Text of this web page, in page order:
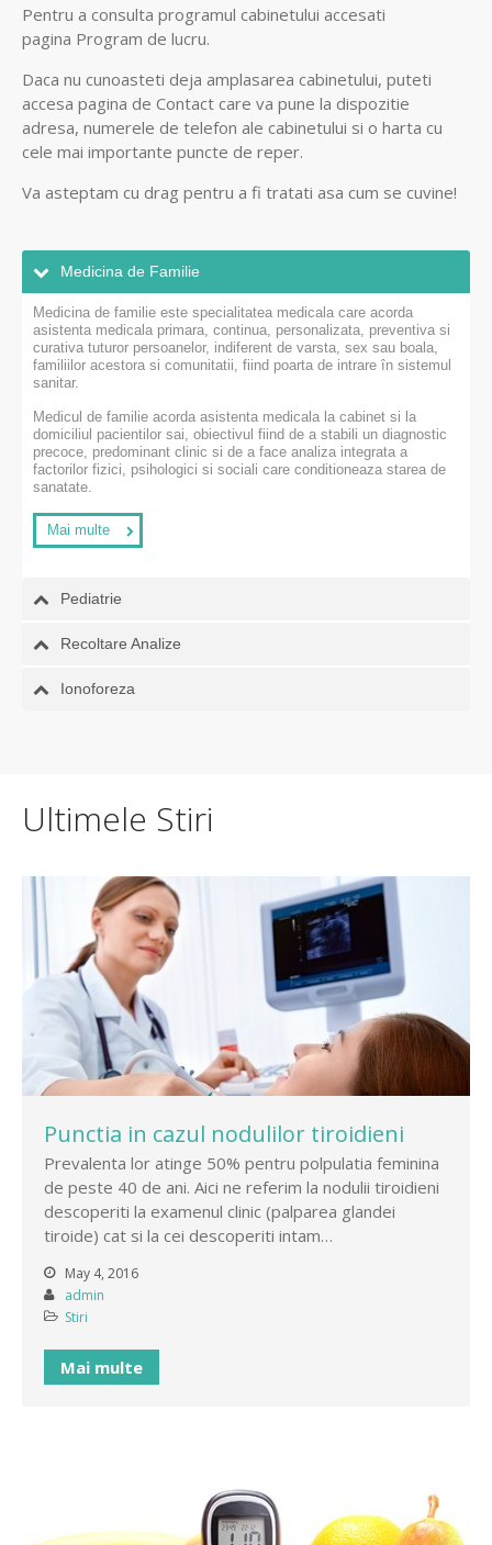
Pentru a consulta programul cabinetului accesati
pagina Program de lucru.
Daca nu cunoasteti deja amplasarea cabinetului, puteti
accesa pagina de Contact care va pune la dispozitie
adresa, numerele de telefon ale cabinetului si o harta cu
cele mai importante puncte de reper.
Va asteptam cu drag pentru a fi tratati asa cum se cuvine!
Medicina de Familie
Medicina de familie este specialitatea medicala care acorda
asistenta medicala primara, continua, personalizata, preventiva si
curativa tuturor persoanelor, indiferent de varsta, sex sau boala,
familiilor acestora si comunitatii, fiind poarta de intrare în sistemul
sanitar.
Medicul de familie acorda asistenta medicala la cabinet si la
domiciliul pacientilor sai, obiectivul fiind de a stabili un diagnostic
precoce, predominant clinic si de a face analiza integrata a
factorilor fizici, psihologici si sociali care conditioneaza starea de
sanatate.
Mai multe
Pediatrie
Recoltare Analize
Ionoforeza
Ultimele Stiri
Punctia in cazul nodulilor tiroidieni
Prevalenta lor atinge 50% pentru polpulatia feminina
de peste 40 de ani. Aici ne referim la nodulii tiroidieni
descoperiti la examenul clinic (palparea glandei
tiroide) cat si la cei descoperiti intam…
May 4, 2016
admin
Stiri
Mai multe